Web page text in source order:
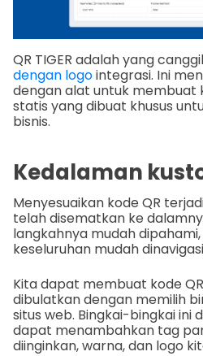
QR TIGER adalah yang
dengan logointegrasi. Ini
dengan alat untuk membuat
statis yang dibuat khusus
bisnis.
Kedalaman
Menyesuaikan kode QR
telah disematkan ke
langkahnya mudah
keseluruhan mudah
Kita dapat membuat kode
dibulatkan dengan memilih
situs web. Bingkai-bingkai ini
dapat menambahkan tag
diinginkan, warna, dan logo